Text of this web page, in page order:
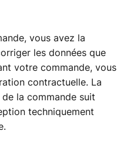
vous avez la
les données que
votre commande, vous
contractuelle. La
la commande suit
techniquement